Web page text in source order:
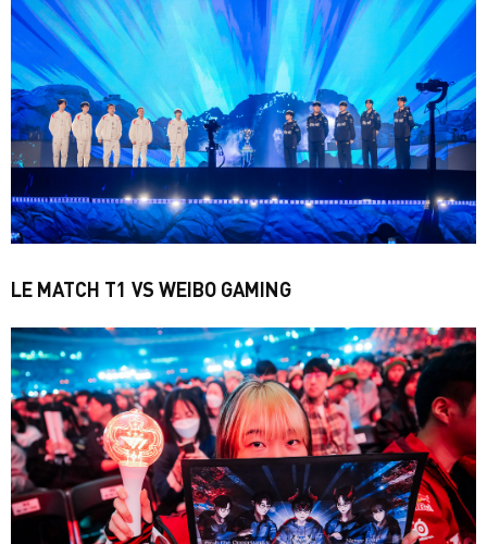
LE MATCH T1 VS WEIBO GAMING